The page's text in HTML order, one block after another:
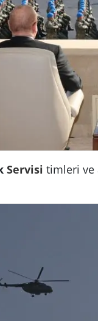
Servisi timleri ve